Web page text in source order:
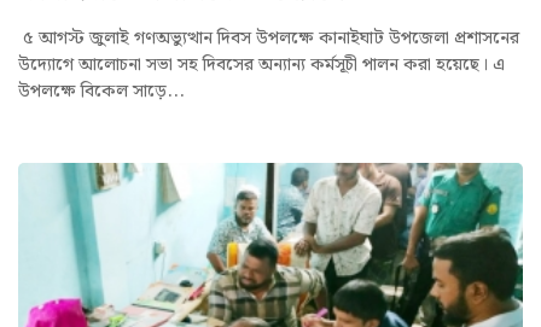
৫ আগস্ট জুলাই গণঅভ্যুত্থান দিবস উপলক্ষে কানাইঘাট উপজেলা প্রশাসনের
উদ্যোগে আলোচনা সভা সহ দিবসের অন্যান্য কর্মসূচী পালন করা হয়েছে। এ
উপলক্ষে বিকেল সাড়ে...